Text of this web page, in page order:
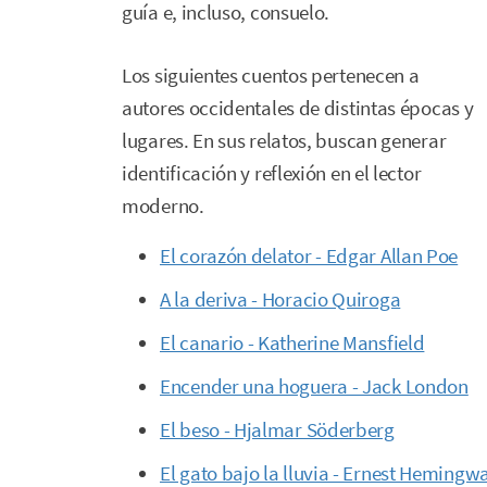
guía e, incluso, consuelo.
Los siguientes cuentos pertenecen a
autores occidentales de distintas épocas y
lugares. En sus relatos, buscan generar
identificación y reflexión en el lector
moderno.
El corazón delator - Edgar Allan Poe
A la deriva - Horacio Quiroga
El canario - Katherine Mansfield
Encender una hoguera - Jack London
El beso - Hjalmar Söderberg
El gato bajo la lluvia - Ernest